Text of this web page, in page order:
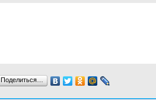
Поделиться…